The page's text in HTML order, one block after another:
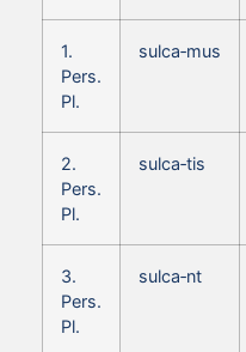
1.
Pers.
Pl.
sulca‑mus
2.
Pers.
Pl.
sulca‑tis
3.
Pers.
Pl.
sulca‑nt